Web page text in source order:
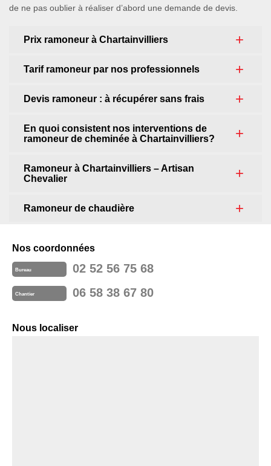
de ne pas oublier à réaliser d’abord une demande de devis.
Prix ramoneur à Chartainvilliers
Tarif ramoneur par nos professionnels
Devis ramoneur : à récupérer sans frais
En quoi consistent nos interventions de
ramoneur de cheminée à Chartainvilliers?
Ramoneur à Chartainvilliers – Artisan
Chevalier
Ramoneur de chaudière
Nos coordonnées
Bureau 02 52 56 75 68
Chantier 06 58 38 67 80
Nous localiser